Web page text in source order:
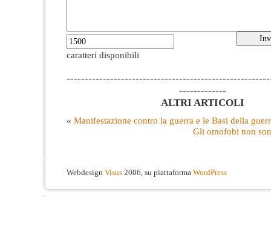
caratteri disponibili
-------------
ALTRI ARTICOLI
« Manifestazione contro la guerra e le Basi della
Gli omofobi non
Webdesign Visus 2006, su piattaforma WordPress